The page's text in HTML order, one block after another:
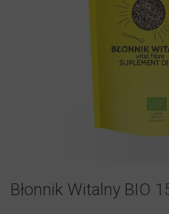
Błonnik Witalny BIO